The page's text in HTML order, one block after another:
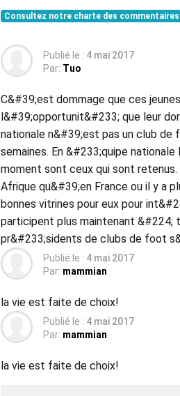
Consultez notre charte des commentaires
Publié le : 4 mai 2017
Par: Tuo
C&#39;est dommage que ces
l&#39;opportunit&#233; que leur
nationale n&#39;est pas un club
semaines. En &#233;quipe
moment sont ceux qui sont
Afrique qu&#39;en France ou il y a
bonnes vitrines pour eux pour
participent plus maintenant &#224;
pr&#233;sidents de clubs de foot
Publié le : 4 mai 2017
Par: mammian
la vie est faite de choix!
Publié le : 4 mai 2017
Par: mammian
la vie est faite de choix!